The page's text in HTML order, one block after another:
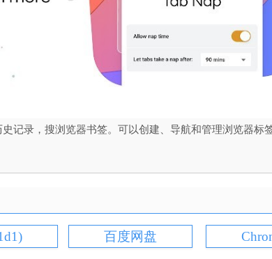
记录，搜浏览器书签。可以创建、导航和管理浏览器
百度网盘